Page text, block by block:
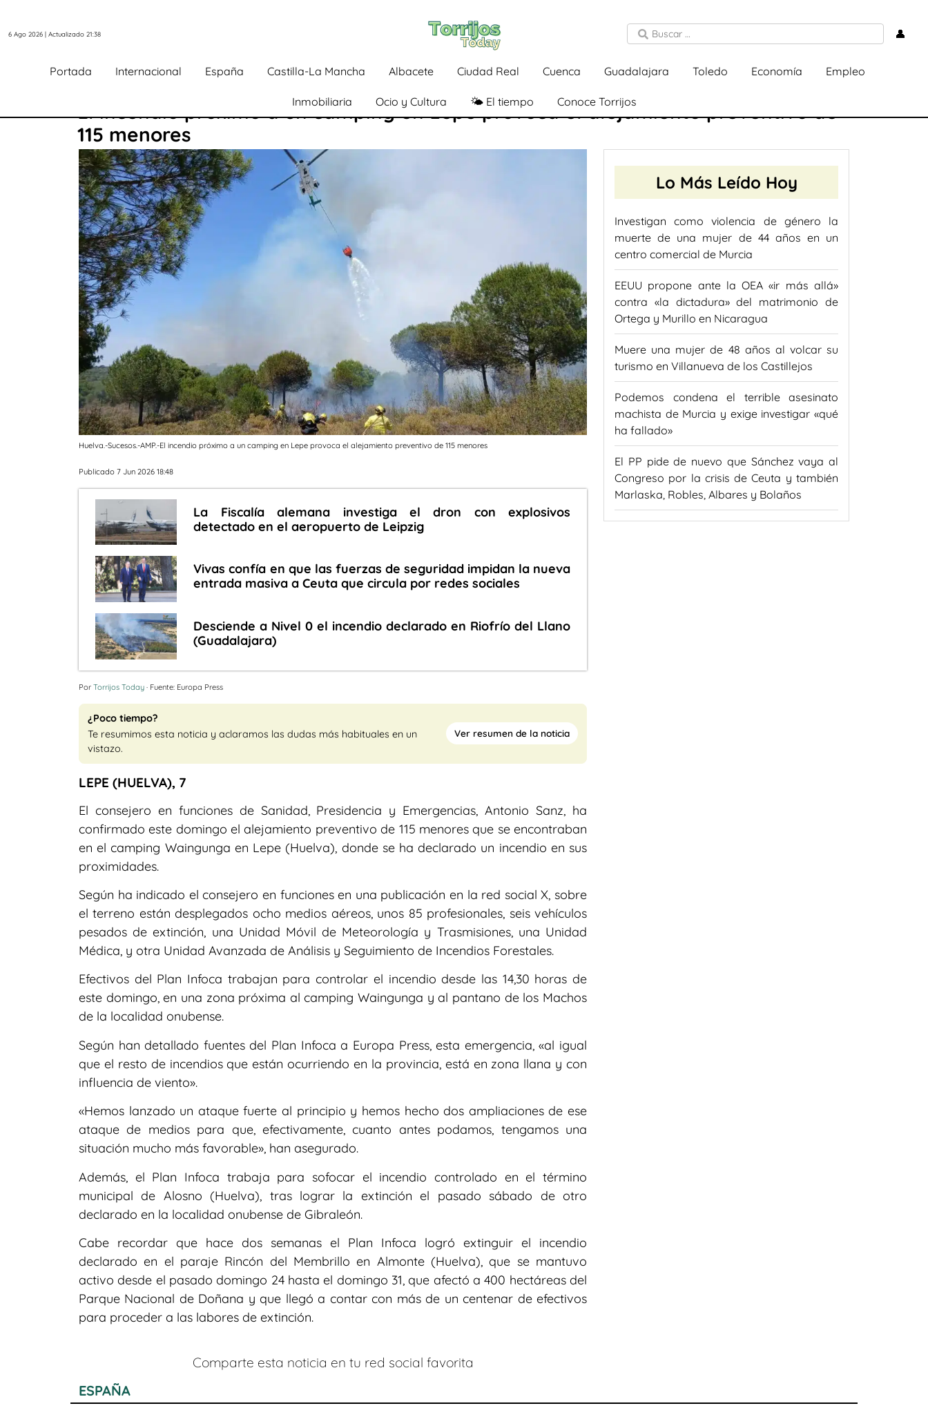
6 Ago 2026 | Actualizado 21:38 👤
Portada Internacional España Castilla-La Mancha Albacete Ciudad Real Cuenca Guadalajara Toledo Economía Empleo
Inmobiliaria Ocio y Cultura 🌤️ El tiempo Conoce Torrijos
El incendio próximo a un camping en Lepe provoca el alejamiento preventivo de
115 menores
Huelva.-Sucesos.-AMP.-El incendio próximo a un camping en Lepe provoca el alejamiento preventivo de 115 menores
Publicado 7 Jun 2026 18:48
La Fiscalía alemana investiga el dron con explosivos
detectado en el aeropuerto de Leipzig
Vivas confía en que las fuerzas de seguridad impidan la nueva
entrada masiva a Ceuta que circula por redes sociales
Desciende a Nivel 0 el incendio declarado en Riofrío del Llano
(Guadalajara)
Por Torrijos Today · Fuente: Europa Press
¿Poco tiempo?
Te resumimos esta noticia y aclaramos las dudas más habituales en un
vistazo.
Ver resumen de la noticia
LEPE (HUELVA), 7
El consejero en funciones de Sanidad, Presidencia y Emergencias, Antonio Sanz, ha
confirmado este domingo el alejamiento preventivo de 115 menores que se encontraban
en el camping Waingunga en Lepe (Huelva), donde se ha declarado un incendio en sus
proximidades.
Según ha indicado el consejero en funciones en una publicación en la red social X, sobre
el terreno están desplegados ocho medios aéreos, unos 85 profesionales, seis vehículos
pesados de extinción, una Unidad Móvil de Meteorología y Trasmisiones, una Unidad
Médica, y otra Unidad Avanzada de Análisis y Seguimiento de Incendios Forestales.
Efectivos del Plan Infoca trabajan para controlar el incendio desde las 14,30 horas de
este domingo, en una zona próxima al camping Waingunga y al pantano de los Machos
de la localidad onubense.
Según han detallado fuentes del Plan Infoca a Europa Press, esta emergencia, «al igual
que el resto de incendios que están ocurriendo en la provincia, está en zona llana y con
influencia de viento».
«Hemos lanzado un ataque fuerte al principio y hemos hecho dos ampliaciones de ese
ataque de medios para que, efectivamente, cuanto antes podamos, tengamos una
situación mucho más favorable», han asegurado.
Además, el Plan Infoca trabaja para sofocar el incendio controlado en el término
municipal de Alosno (Huelva), tras lograr la extinción el pasado sábado de otro
declarado en la localidad onubense de Gibraleón.
Cabe recordar que hace dos semanas el Plan Infoca logró extinguir el incendio
declarado en el paraje Rincón del Membrillo en Almonte (Huelva), que se mantuvo
activo desde el pasado domingo 24 hasta el domingo 31, que afectó a 400 hectáreas del
Parque Nacional de Doñana y que llegó a contar con más de un centenar de efectivos
para proceder a las labores de extinción.
Comparte esta noticia en tu red social favorita
Lo Más Leído Hoy
Investigan como violencia de género la
muerte de una mujer de 44 años en un
centro comercial de Murcia
EEUU propone ante la OEA «ir más allá»
contra «la dictadura» del matrimonio de
Ortega y Murillo en Nicaragua
Muere una mujer de 48 años al volcar su
turismo en Villanueva de los Castillejos
Podemos condena el terrible asesinato
machista de Murcia y exige investigar «qué
ha fallado»
El PP pide de nuevo que Sánchez vaya al
Congreso por la crisis de Ceuta y también
Marlaska, Robles, Albares y Bolaños
ESPAÑA